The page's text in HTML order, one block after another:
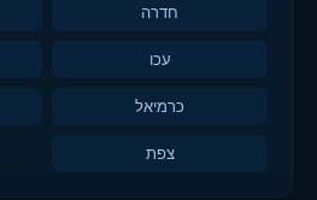
חדרה
עכו
כרמיאל
צפת